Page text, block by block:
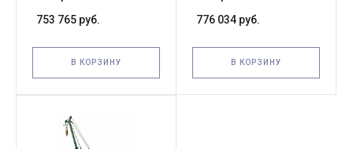
с противовесами без
753 765 руб.
В КОРЗИНУ
без противовесов с
776 034 руб.
В КОРЗИНУ